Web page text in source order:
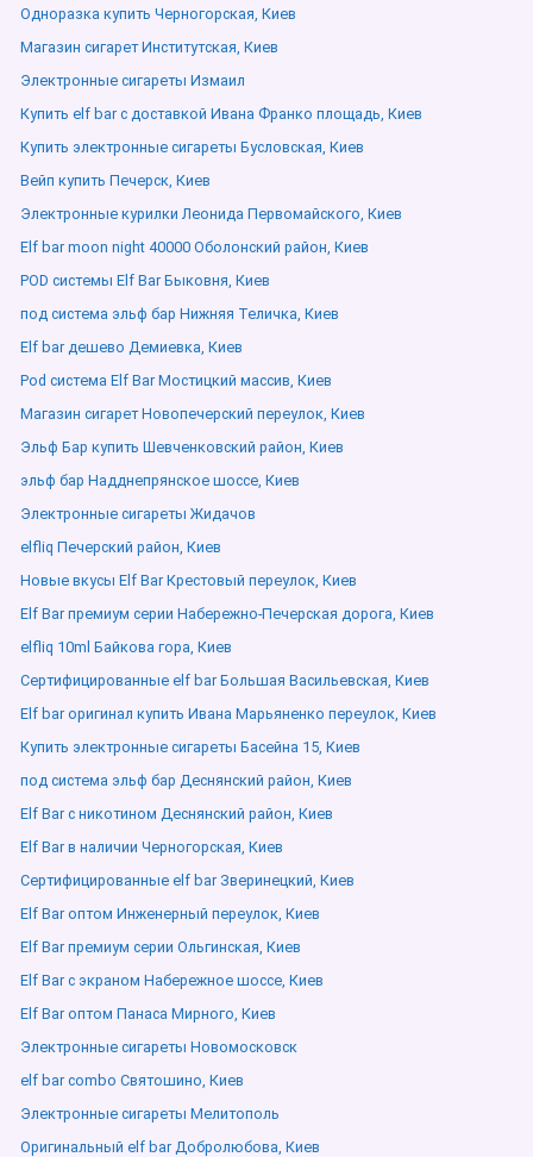
Одноразка купить Черногорская, Киев
Магазин сигарет Институтская, Киев
Электронные сигареты Измаил
Купить elf bar с доставкой Ивана Франко площадь, Киев
Купить электронные сигареты Бусловская, Киев
Вейп купить Печерск, Киев
Электронные курилки Леонида Первомайского, Киев
Elf bar moon night 40000 Оболонский район, Киев
POD системы Elf Bar Быковня, Киев
под система эльф бар Нижняя Теличка, Киев
Elf bar дешево Демиевка, Киев
Pod система Elf Bar Мостицкий массив, Киев
Магазин сигарет Новопечерский переулок, Киев
Эльф Бар купить Шевченковский район, Киев
эльф бар Надднепрянское шоссе, Киев
Электронные сигареты Жидачов
elfliq Печерский район, Киев
Новые вкусы Elf Bar Крестовый переулок, Киев
Elf Bar премиум серии Набережно-Печерская дорога, Киев
elfliq 10ml Байкова гора, Киев
Сертифицированные elf bar Большая Васильевская, Киев
Elf bar оригинал купить Ивана Марьяненко переулок, Киев
Купить электронные сигареты Басейна 15, Киев
под система эльф бар Деснянский район, Киев
Elf Bar с никотином Деснянский район, Киев
Elf Bar в наличии Черногорская, Киев
Сертифицированные elf bar Зверинецкий, Киев
Elf Bar оптом Инженерный переулок, Киев
Elf Bar премиум серии Ольгинская, Киев
Elf Bar с экраном Набережное шоссе, Киев
Elf Bar оптом Панаса Мирного, Киев
Электронные сигареты Новомосковск
elf bar combo Святошино, Киев
Электронные сигареты Мелитополь
Оригинальный elf bar Добролюбова, Киев